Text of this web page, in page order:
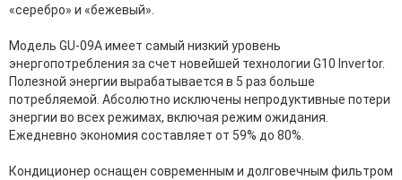
«серебро» и «бежевый».
Модель GU-09A имеет самый низкий уровень
энергопотребления за счет новейшей технологии G10 Invertor.
Полезной энергии вырабатывается в 5 раз больше
потребляемой. Абсолютно исключены непродуктивные потери
энергии во всех режимах, включая режим ожидания.
Ежедневно экономия составляет от 59% до 80%.
Кондиционер оснащен современным и долговечным фильтром